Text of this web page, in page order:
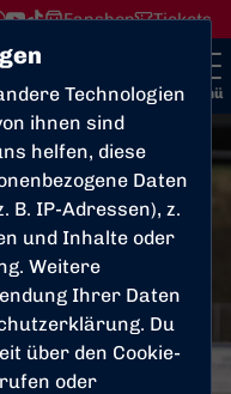
Technologien
ihnen sind
helfen, diese
Daten
B. IP-Adressen), z.
und Inhalte oder
Weitere
Ihrer Daten
. Du
über den Cookie-
oder
Fanshop Tickets
Menü